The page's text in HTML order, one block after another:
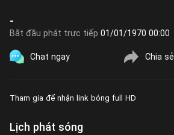
-
Bắt đầu phát trực tiếp 01/01/1970 00:00
Chat ngay Chia sẻ
Tham gia để nhận link bóng full HD
Lịch phát sóng